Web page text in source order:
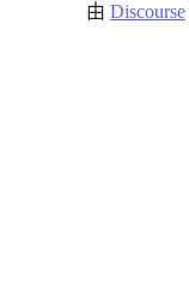
由 Discourse